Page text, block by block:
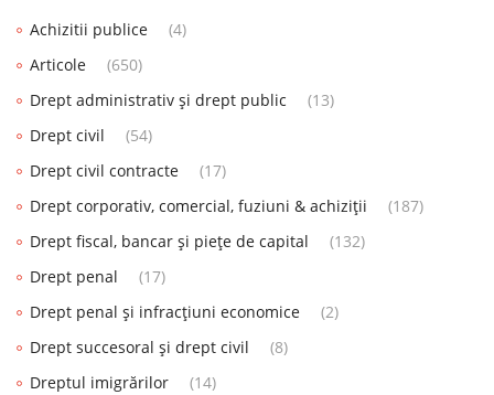
Achizitii publice
(4)
Articole
(650)
Drept administrativ și drept public
(13)
Drept civil
(54)
Drept civil contracte
(17)
Drept corporativ, comercial, fuziuni & achiziții
(187)
Drept fiscal, bancar și piețe de capital
(132)
Drept penal
(17)
Drept penal și infracțiuni economice
(2)
Drept succesoral și drept civil
(8)
Dreptul imigrărilor
(14)